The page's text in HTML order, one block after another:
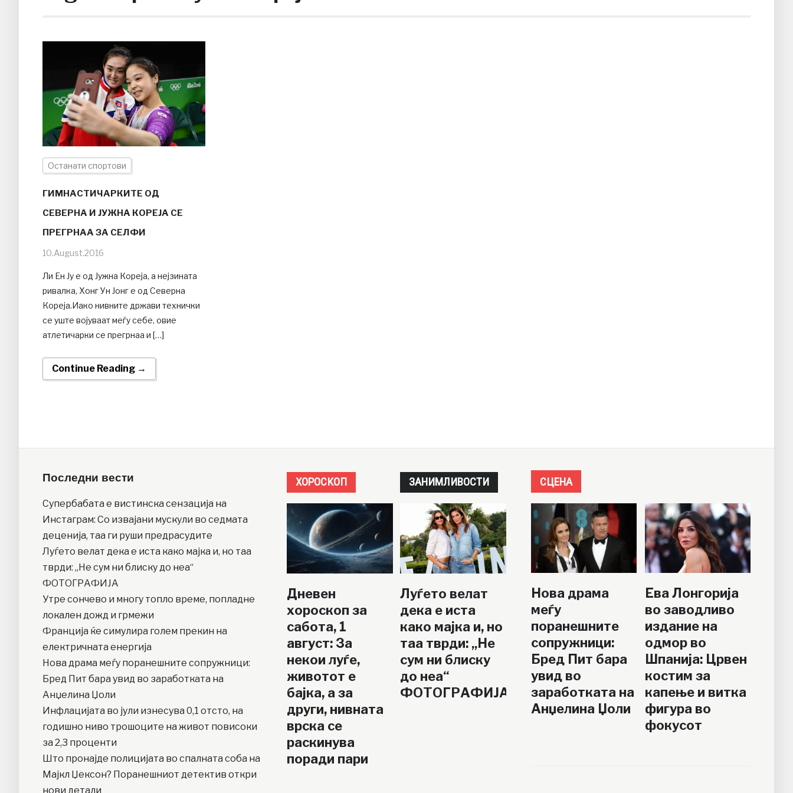
Останати спортови
ГИМНАСТИЧАРКИТЕ ОД
СЕВЕРНА И ЈУЖНА КОРЕЈА СЕ
ПРЕГРНАА ЗА СЕЛФИ
10.August.2016
Ли Ен Ју е од Јужна Кореја, а нејзината
ривалка, Хонг Ун Јонг е од Северна
Кореја.Иако нивните држави технички
се уште војуваат меѓу себе, овие
атлетичарки се прегрнаа и […]
Continue Reading →
Последни вести
Супербабата е вистинска сензација на
Инстаграм: Со извајани мускули во седмата
деценија, таа ги руши предрасудите
Луѓето велат дека е иста како мајка и, но таа
тврди: „Не сум ни блиску до неа“
ФОТОГРАФИЈА
Утре сончево и многу топло време, попладне
локален дожд и грмежи
Франција ќе симулира голем прекин на
електричната енергија
Нова драма меѓу поранешните сопружници:
Бред Пит бара увид во заработката на
Анџелина Џоли
Инфлацијата во јули изнесува 0,1 отсто, на
годишно ниво трошоците на живот повисоки
за 2,3 проценти
Што пронајде полицијата во спалната соба на
Мајкл Џексон? Поранешниот детектив откри
нови детали
ХОРОСКОП
Дневен
хороскоп за
сабота, 1
август: За
некои луѓе,
животот е
бајка, а за
други, нивната
врска се
раскинува
поради пари
ЗАНИМЛИВОСТИ
Луѓето велат
дека е иста
како мајка и, но
таа тврди: „Не
сум ни блиску
до неа“
ФОТОГРАФИЈА
СЦЕНА
Нова драма
меѓу
поранешните
сопружници:
Бред Пит бара
увид во
заработката на
Анџелина Џоли
Ева Лонгорија
во заводливо
издание на
одмор во
Шпанија: Црвен
костим за
капење и витка
фигура во
фокусот